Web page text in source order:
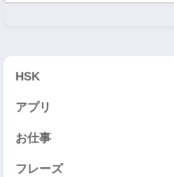
HSK
アプリ
お仕事
フレーズ